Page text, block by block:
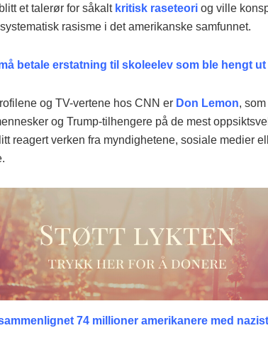
et talerør for såkalt kritisk raseteori og ville
rasisme i det amerikanske samfunnet.
betale erstatning til skoleelev som ble hengt
og TV-vertene hos CNN er Don Lemon,
og Trump-tilhengere på de mest
reagert verken fra myndighetene, sosiale medier
74 millioner amerikanere med